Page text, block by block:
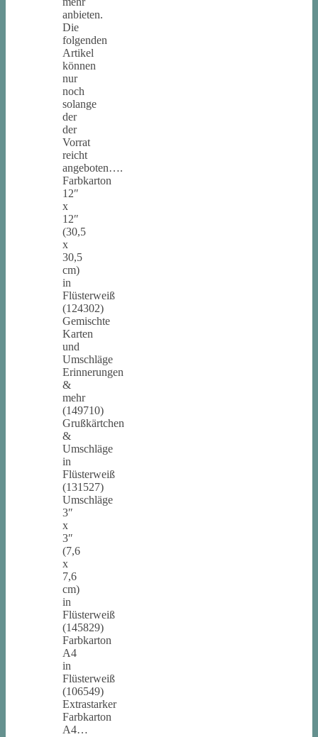
anbieten.
Die
folgenden
Artikel
können
nur
noch
solange
der
der
Vorrat
reicht
angeboten….
Farbkarton
12″
x
12″
(30,5
x
30,5
cm)
in
Flüsterweiß
(124302)
Gemischte
Karten
und
Umschläge
Erinnerungen
&
mehr
(149710)
Grußkärtchen
&
Umschläge
in
Flüsterweiß
(131527)
Umschläge
3″
x
3″
(7,6
x
7,6
cm)
in
Flüsterweiß
(145829)
Farbkarton
A4
in
Flüsterweiß
(106549)
Extrastarker
Farbkarton
A4…